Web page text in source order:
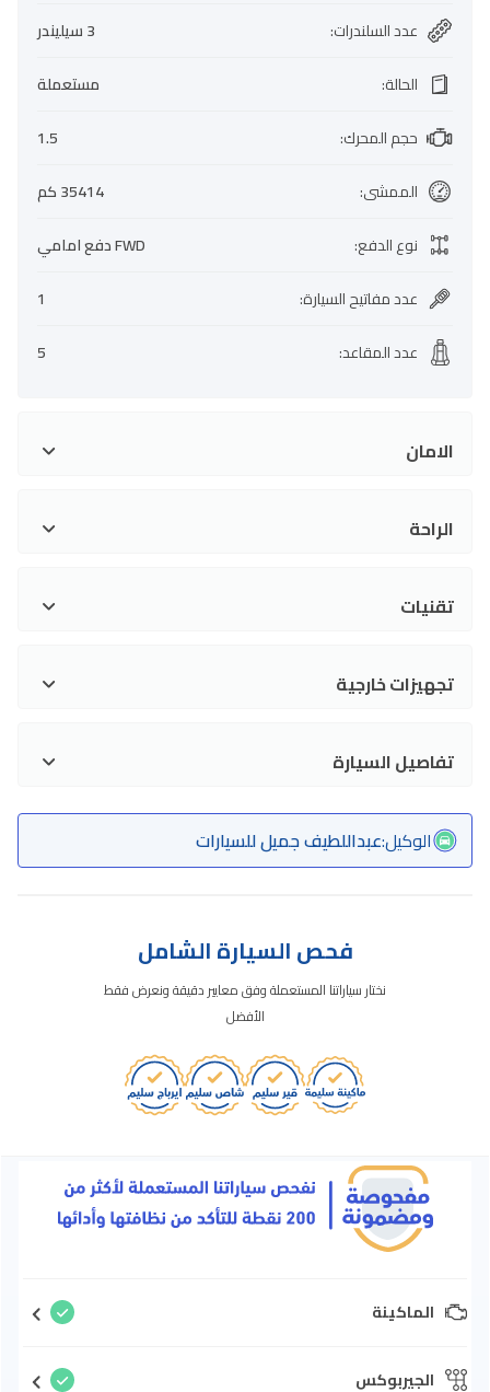
عدد السلندرات:
3 سيليندر
الحالة:
مستعملة
حجم المحرك:
1.5
الممشى:
35414 كم
نوع الدفع:
FWD دفع امامي
عدد مفاتيح السيارة:
1
عدد المقاعد:
5
الامان
الراحة
تقنيات
تجهيزات خارجية
تفاصيل السيارة
الوكيل:عبداللطيف جميل للسيارات
فحص السيارة الشامل
نختار سياراتنا المستعملة وفق معايير دقيقة ونعرض فقط
الأفضل
الماكينة
الجيربوكس